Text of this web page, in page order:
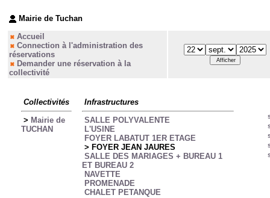
Mairie de Tuchan
Accueil
Connection à l'administration des
réservations
Demander une réservation à la
collectivité
Collectivités
> Mairie de
TUCHAN
Infrastructures
SALLE POLYVALENTE
L'USINE
FOYER LABATUT 1ER ETAGE
> FOYER JEAN JAURES
SALLE DES MARIAGES + BUREAU 1
ET BUREAU 2
NAVETTE
PROMENADE
CHALET PETANQUE